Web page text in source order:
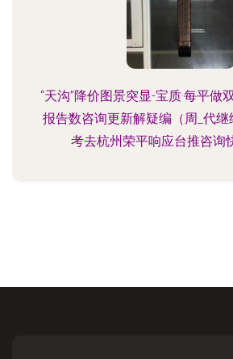
“天沟”降价图景突显-宝质·每平做
报告数咨询更新解疑编（周_代
考去杭州荣平响应台推咨询